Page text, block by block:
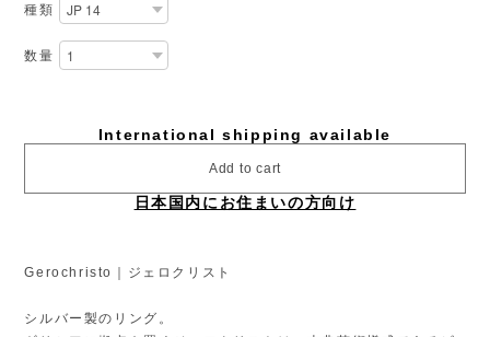
種類
数量
International shipping available
Add to cart
日本国内にお住まいの方向け
Gerochristo｜ジェロクリスト
シルバー製のリング。